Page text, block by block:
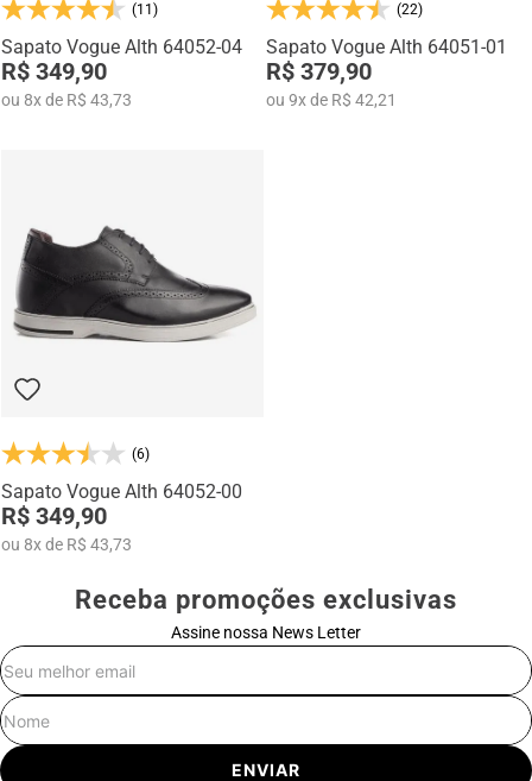
(11)
Sapato Vogue Alth 64052-04
R$ 349,90
ou 8xde R$ 43,73
(22)
Sapato Vogue Alth 64051-01
R$ 379,90
ou 9xde R$ 42,21
(6)
Sapato Vogue Alth 64052-00
R$ 349,90
ou 8xde R$ 43,73
Receba promoções exclusivas
Assine nossa News Letter
ENVIAR